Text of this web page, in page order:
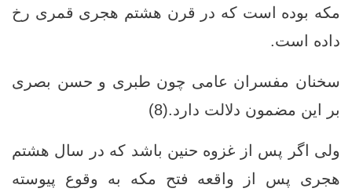
مکه بوده است که در قرن هشتم هجری قمری رخ
داده است.
سخنان مفسران عامی چون طبری و حسن بصری
بر این مضمون دلالت دارد.(8)
ولی اگر پس از غزوه حنین باشد که در سال هشتم
هجری پس از واقعه فتح مکه به وقوع پیوسته